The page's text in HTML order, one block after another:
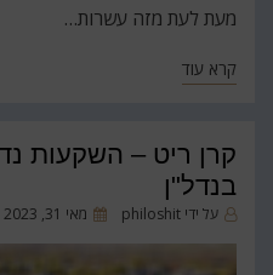
מעת לעת מזה עשרות…
קרא עוד
קרן ריט – השקעות
בנדל"ן
על ידי philoshit
פורסם
מאי 31, 2023